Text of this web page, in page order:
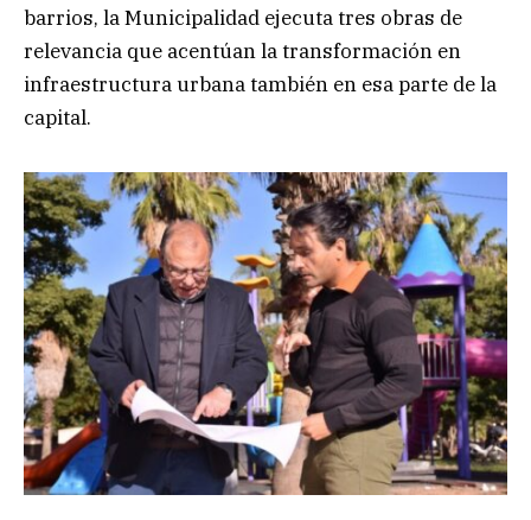
barrios, la Municipalidad ejecuta tres obras de
relevancia que acentúan la transformación en
infraestructura urbana también en esa parte de la
capital.